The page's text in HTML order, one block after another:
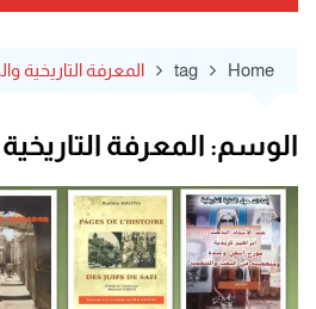
Home
tag المعرفة التاريخية
الوسم: المعرفة